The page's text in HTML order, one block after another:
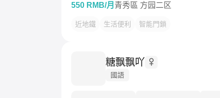
550 RMB/月 青秀區 方园二区
近地鐵 生活便利 智能門鎖
糖飘飘吖
國語